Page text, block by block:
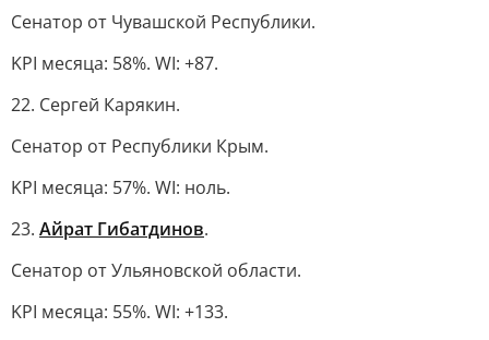
Сенатор от Чувашской Республики.
KPI месяца: 58%. WI: +87.
22. Сергей Карякин.
Сенатор от Республики Крым.
KPI месяца: 57%. WI: ноль.
23. Айрат Гибатдинов.
Сенатор от Ульяновской области.
KPI месяца: 55%. WI: +133.